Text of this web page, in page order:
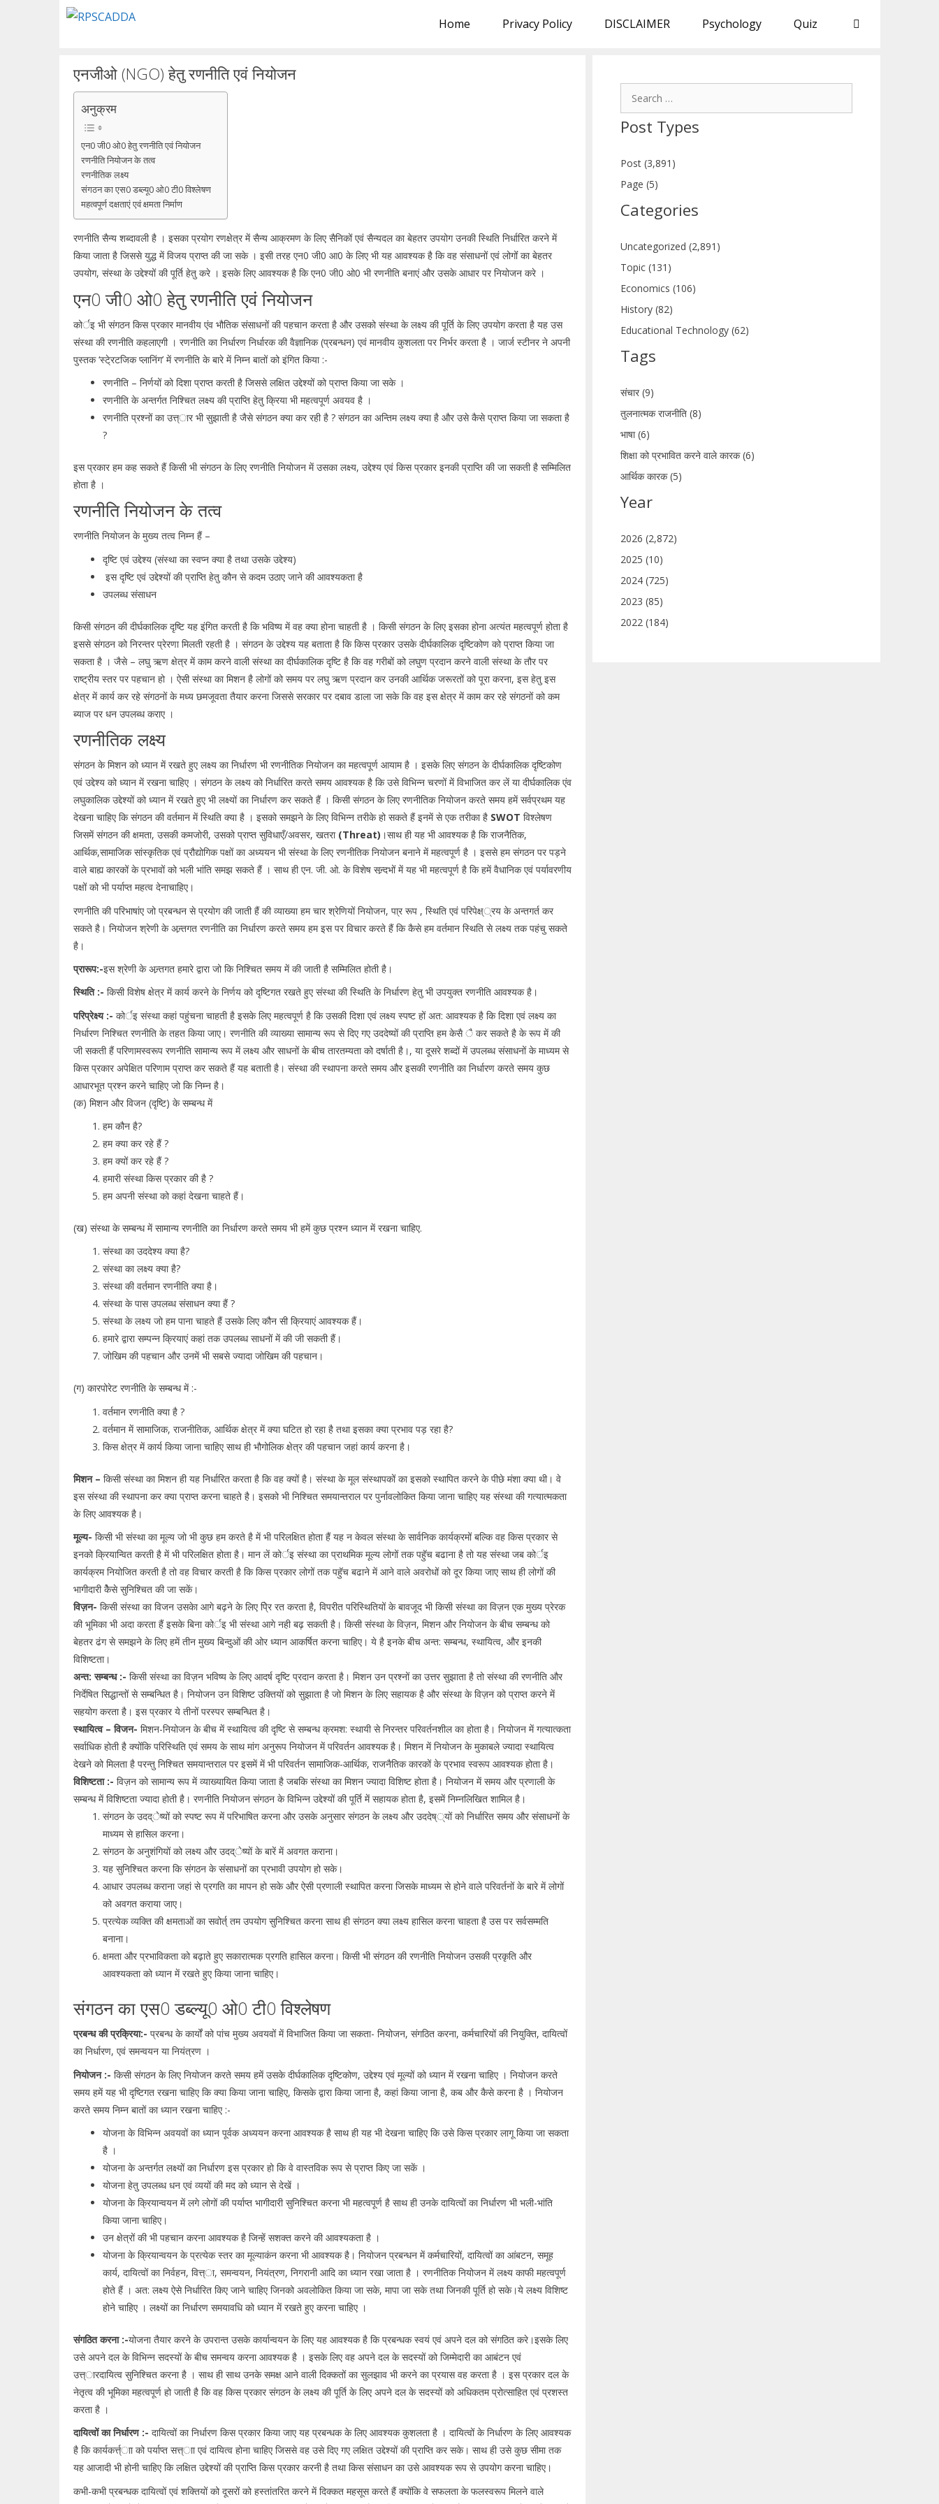
Home Privacy Policy DISCLAIMER Psychology Quiz
एनजीओ (NGO) हेतु रणनीति एवं नियोजन
अनुक्रम
एन0 जी0 ओ0 हेतु रणनीति एवं नियोजन
रणनीति नियोजन के तत्व
रणनीतिक लक्ष्य
संगठन का एस0 डब्ल्यू0 ओ0 टी0 विश्लेषण
महत्वपूर्ण दक्षताएं एवं क्षमता निर्माण
रणनीति सैन्य शब्दावली है । इसका प्रयोग रणक्षेत्र में सैन्य आक्रमण के लिए सैनिकों एवं सैन्यदल का बेहतर उपयोग उनकी स्थिति निर्धारित करने में
किया जाता है जिससे युद्ध में विजय प्राप्त की जा सके । इसी तरह एन0 जी0 आ0 के लिए भी यह आवश्यक है कि वह संसाधनों एवं लोगोंं का बेहतर
उपयोग, संस्था के उद्देश्यों की पूर्ति हेतु करे । इसके लिए आवश्यक है कि एन0 जी0 ओ0 भी रणनीति बनाएं और उसके आधार पर नियोजन करे ।
एन0 जी0 ओ0 हेतु रणनीति एवं नियोजन
कोर्इ भी संगठन किस प्रकार मानवीय एंव भौतिक संसाधनों की पहचान करता है और उसको संस्था के लक्ष्य की पूर्ति के लिए उपयोग करता है यह उस
संस्था की रणनीति कहलाएगी । रणनीति का निर्धारण निर्धारक की वैज्ञानिक (प्रबन्धन) एवं मानवीय कुशलता पर निर्भर करता है । जार्ज स्टीनर ने अपनी
पुस्तक ‘स्टे्रटजिक प्लानिंग’ में रणनीति के बारे में निम्न बातों को इंगित किया :-
रणनीति – निर्णयों को दिशा प्राप्त करती है जिससे लक्षित उद्देश्यों को प्राप्त किया जा सके ।
रणनीति के अन्तर्गत निश्चित लक्ष्य की प्राप्ति हेतु क्रिया भी महत्वपूर्ण अवयव है ।
रणनीति प्रश्नों का उत्त्ार भी सुझाती है जैसे संगठन क्या कर रही है ? संगठन का अन्तिम लक्ष्य क्या है और उसे कैसे प्राप्त किया जा सकता है
?
इस प्रकार हम कह सकते हैं किसी भी संगठन के लिए रणनीति नियोजन में उसका लक्ष्य, उद्देश्य एवं किस प्रकार इनकी प्राप्ति की जा सकती है सम्मिलित
होता है ।
रणनीति नियोजन के तत्व
रणनीति नियोजन के मुख्य तत्व निम्न हैं –
दृष्टि एवं उद्देश्य (संस्था का स्वप्न क्या है तथा उसके उद्देश्य)
इस दृष्टि एवं उद्देश्यों की प्राप्ति हेतु कौन से कदम उठाए जाने की आवश्यकता है
उपलब्ध संसाधन
किसी संगठन की दीर्घकालिक दृष्टि यह इंगित करती है कि भविष्य में वह क्या होना चाहती है । किसी संगठन के लिए इसका होना अत्यंत महत्वपूर्ण होता है
इससे संगठन को निरन्तर प्रेरणा मिलती रहती है । संगठन के उद्देश्य यह बताता है कि किस प्रकार उसके दीर्घकालिक दृष्टिकोण को प्राप्त किया जा
सकता है । जैसे – लघु ऋण क्षेत्र में काम करने वाली संस्था का दीर्घकालिक दृष्टि है कि वह गरीबों को लघुण प्रदान करने वाली संस्था के तौर पर
राष्ट्रीय स्तर पर पहचान हो । ऐसी संस्था का मिशन है लोगों को समय पर लघु ऋण प्रदान कर उनकी आर्थिक जरूरतों को पूरा करना, इस हेतु इस
क्षेत्र में कार्य कर रहे संगठनों के मध्य छमजूवता तैयार करना जिससे सरकार पर दबाव डाला जा सके कि वह इस क्षेत्र में काम कर रहे संगठनों को कम
ब्याज पर धन उपलब्ध कराए ।
रणनीतिक लक्ष्य
संगठन के मिशन को ध्यान में रखते हुए लक्ष्य का निर्धारण भी रणनीतिक नियोजन का महत्वपूर्ण आयाम है । इसके लिए संगठन के दीर्घकालिक दृष्टिकोण
एवं उद्देश्य को ध्यान में रखना चाहिए । संगठन के लक्ष्य को निर्धारित करते समय आवश्यक है कि उसे विभिन्न चरणों में विभाजित कर लें या दीर्घकालिक एंव
लघुकालिक उद्देश्यों को ध्यान में रखते हुए भी लक्ष्यों का निर्धारण कर सकते हैं । किसी संगठन के लिए रणनीतिक नियोजन करते समय हमें सर्वप्रथम यह
देखना चाहिए कि संगठन की वर्तमान में स्थिति क्या है । इसको समझने के लिए विभिन्न तरीके हो सकते हैं इनमें से एक तरीका है SWOT विश्लेषण
जिसमें संगठन की क्षमता, उसकी कमजोरी, उसको प्राप्त सुविधाएँ/अवसर, खतरा(Threat) ।साथ ही यह भी आवश्यक है कि राजनैतिक,
आर्थिक,सामाजिक सांस्कृतिक एवं प्रौद्योगिक पक्षों का अध्ययन भी संस्था के लिए रणनीतिक नियोजन बनाने में महत्वपूर्ण है । इससे हम संगठन पर पड़ने
वाले बाह्य कारकों के प्रभावों को भली भांति समझ सकते हैं । साथ ही एन. जी. ओ. के विशेष सन्र्दभों में यह भी महत्वपूर्ण है कि हमें वैधानिक एवं पर्यावरणीय
पक्षों को भी पर्याप्त महत्व देनाचाहिए।
रणनीति की परिभाषांए जो प्रबन्धन से प्रयोग की जाती हैं की व्याख्या हम चार श्रेणियों नियोजन, पा्र रूप , स्थिति एवं परिपेक्ष््रय के अन्तगर्त कर
सकते है। नियोजन श्रेणी के अन्र्तगत रणनीति का निर्धारण करते समय हम इस पर विचार करते हैं कि कैसे हम वर्तमान स्थिति से लक्ष्य तक पहंचु सकते
है।
प्रारूप:-इस श्रेणी के अन्र्तगत हमारे द्वारा जो कि निश्चित समय में की जाती है सम्मिलित होती है।
स्थिति :- किसी विशेष क्षेत्र में कार्य करने के निर्णय को दृष्टिगत रखते हुए संस्था की स्थिति के निर्धारण हेतु भी उपयुक्त रणनीति आवश्यक है।
परिप्रेक्ष्य :- कोर्इ संस्था कहां पहुंचना चाहती है इसके लिए महत्वपूर्ण है कि उसकी दिशा एवं लक्ष्य स्पष्ट हों अत: आवश्यक है कि दिशा एवं लक्ष्य का
निर्धारण निश्चित रणनीति के तहत किया जाए। रणनीति की व्याख्या सामान्य रूप से दिए गए उददेष्यों की प्राप्ति हम केसै ै कर सकते है के रूप में की
जी सकती हैं परिणामस्वरूप रणनीति सामान्य रूप में लक्ष्य और साधनों के बीच तारतम्यता को दर्षाती है।, या दूसरे शब्दों में उपलब्ध संसाधनों के माध्यम से
किस प्रकार अपेक्षित परिणाम प्राप्त कर सकते हैं यह बताती है। संस्था की स्थापना करते समय और इसकी रणनीति का निर्धारण करते समय कुछ
आधारभूत प्रश्न करने चाहिए जो कि निम्न है।
(क) मिशन और विजन (दृष्टि) के सम्बन्ध में
हम कौन है?
हम क्या कर रहे हैं ?
हम क्यों कर रहे हैं ?
हमारी संस्था किस प्रकार की है ?
हम अपनी संस्था को कहां देखना चाहते हैं।
(ख) संस्था के सम्बन्ध में सामान्य रणनीति का निर्धारण करते समय भी हमें कुछ प्रश्न ध्यान में रखना चाहिए.
संस्था का उददेश्य क्या है?
संस्था का लक्ष्य क्या है?
संस्था की वर्तमान रणनीति क्या है।
संस्था के पास उपलब्ध संसाधन क्या हैं ?
संस्था के लक्ष्य जो हम पाना चाहते हैं उसके लिए कौन सी क्रियाएं आवश्यक हैं।
हमारे द्वारा सम्पन्न क्रियाएं कहां तक उपलब्ध साधनों में की जी सकती हैं।
जोखिम की पहचान और उनमें भी सबसे ज्यादा जोखिम की पहचान।
(ग) कारपोरेट रणनीति के सम्बन्ध में :-
वर्तमान रणनीति क्या है ?
वर्तमान में सामाजिक, राजनीतिक, आर्थिक क्षेत्र में क्या घटित हो रहा है तथा इसका क्या प्रभाव पड़ रहा है?
किस क्षेत्र में कार्य किया जाना चाहिए साथ ही भौगोलिक क्षेत्र की पहचान जहां कार्य करना है।
मिशन – किसी संस्था का मिशन ही यह निर्धारित करता है कि वह क्यों है। संस्था के मूल संस्थापकों का इसको स्थापित करने के पीछे मंशा क्या थी। वे
इस संस्था की स्थापना कर क्या प्राप्त करना चाहते है। इसको भी निश्चित समयान्तराल पर पुर्नावलोकित किया जाना चाहिए यह संस्था की गत्यात्मकता
के लिए आवश्यक है।
मूल्य- किसी भी संस्था का मूल्य जो भी कुछ हम करते है में भी परिलक्षित होता हैं यह न केवल संस्था के सार्वनिक कार्यक्रमों बल्कि वह किस प्रकार से
इनको क्रियान्वित करती है में भी परिलक्षित होता है। मान लें कोर्इ संस्था का प्राथमिक मूल्य लोगों तक पहुॅच बढाना है तो यह संस्था जब कोर्इ
कार्यक्रम नियोजित करती है तो वह विचार करती है कि किस प्रकार लोगों तक पहुॅच बढाने में आने वाले अवरोधों को दूर किया जाए साथ ही लोगों की
भागीदारी केैसे सुनिश्चित की जा सकें।
विज़न- किसी संस्था का विजन उसकेा आगे बढ़ने के लिए पे्िर रत करता है, विपरीत परिस्थितियों के बावजूद भी किसी संस्था का विज़न एक मुख्य प्रेरक
की भूमिका भी अदा करता हैं इसके बिना कोर्इ भी संस्था आगे नही बढ़ सकती है। किसी संस्था के विज़न, मिशन और नियोजन के बीच सम्बन्ध को
बेहतर ढंग से समझने के लिए हमें तीन मुख्य बिन्दुओं की ओर ध्यान आकर्षित करना चाहिए। ये है इनके बीच अन्त: सम्बन्ध, स्थायित्व, और इनकी
विशिष्टता।
अन्त: सम्बन्ध :- किसी संस्था का विज़न भविष्य के लिए आदर्ष दृष्टि प्रदान करता है। मिशन उन प्रश्नों का उत्तर सुझाता है तो संस्था की रणनीति और
निर्देषित सिद्धान्तों से सम्बन्धित है। नियोजन उन विशिष्ट उक्तियों को सुझाता है जो मिशन के लिए सहायक है और संस्था के विज़न को प्राप्त करने में
सहयोग करता है। इस प्रकार ये तीनों परस्पर सम्बन्धित है।
स्थायित्व – विजन- मिशन-नियोजन के बीच में स्थायित्व की दृष्टि से सम्बन्ध क्रमश: स्थायी से निरन्तर परिवर्तनशील का होता है। नियोजन में गत्यात्कता
सर्वाधिक होती है क्योंकि परिस्थिति एवं समय के साथ मांग अनुरूप नियोजन में परिवर्तन आवश्यक है। मिशन में नियोजन के मुकाबले ज्यादा स्थायित्व
देखने को मिलता है परन्तु निश्चित समयान्तराल पर इसमें में भी परिवर्तन सामाजिक-आर्थिक, राजनैतिक कारकों के प्रभाव स्वरूप आवश्यक होता है।
विशिष्टता :- विज़न को सामान्य रूप में व्याख्यायित किया जाता है जबकि संस्था का मिशन ज्यादा विशिष्ट होता है। नियोजन में समय और प्रणाली के
सम्बन्ध में विशिष्टता ज्यादा होती है। रणनीति नियोजन संगठन के विभिन्न उद्देश्यों की पूर्ति में सहायक होता है, इसमें निम्नलिखित शामिल है।
संगठन के उदद्ेष्यों को स्पष्ट रूप में परिभाषित करना और उसके अनुसार संगठन के लक्ष्य और उददेष््यों को निर्धारित समय और संसाधनों के
माध्यम से हासिल करना।
संगठन के अनुशंगियों को लक्ष्य और उदद्ेष्यों के बारें में अवगत कराना।
यह सुनिश्चित करना कि संगठन के संसाधनों का प्रभावी उपयोग हो सके।
आधार उपलब्ध कराना जहां से प्रगति का मापन हो सके और ऐसी प्रणाली स्थापित करना जिसके माध्यम से होने वाले परिवर्तनों के बारे में लोगों
को अवगत कराया जाए।
प्रत्येक व्यक्ति की क्षमताओं का सवोर्त् तम उपयोग सुनिश्चित करना साथ ही संगठन क्या लक्ष्य हासिल करना चाहता है उस पर सर्वसम्मति
बनाना।
क्षमता और प्रभाविकता को बढ़ाते हुए सकारात्मक प्रगति हासिल करना। किसी भी संगठन की रणनीति नियोजन उसकी प्रकृति और
आवश्यकता को ध्यान में रखते हुए किया जाना चाहिए।
संगठन का एस0 डब्ल्यू0 ओ0 टी0 विश्लेषण
प्रबन्ध की प्रक्रिया:- प्रबन्ध के कार्यों को पांच मुख्य अवयवों में विभाजित किया जा सकता- नियोजन, संगठित करना, कर्मचारियों की नियुक्ति, दायित्वों
का निर्धारण, एवं समन्वयन या नियंत्रण ।
नियोजन :- किसी संगठन के लिए नियोजन करते समय हमें उसके दीर्घकालिक दृष्टिकोण, उद्देश्य एवं मूल्यों को ध्यान में रखना चाहिए । नियोजन करते
समय हमें यह भी दृष्टिगत रखना चाहिए कि क्या किया जाना चाहिए, किसके द्वारा किया जाना है, कहां किया जाना है, कब और कैसे करना है । नियोजन
करते समय निम्न बातों का ध्यान रखना चाहिए :-
योजना के विभिन्न अवयवों का ध्यान पूर्वक अध्ययन करना आवश्यक है साथ ही यह भी देखना चाहिए कि उसे किस प्रकार लागू किया जा सकता
है ।
योजना के अन्तर्गत लक्ष्यों का निर्धारण इस प्रकार हो कि वे वास्तविक रूप से प्राप्त किए जा सकें ।
योजना हेतु उपलब्ध धन एवं व्ययों की मद को ध्यान से देखें ।
योजना के क्रियान्वयन में लगे लोगों की पर्याप्त भागीदारी सुनिश्चित करना भी महत्वपूर्ण है साथ ही उनके दायित्वों का निर्धारण भी भली-भांति
किया जाना चाहिए।
उन क्षेत्रों की भी पहचान करना आवश्यक है जिन्हें सशक्त करने की आवश्यकता है ।
योजना के क्रियान्वयन के प्रत्येक स्तर का मूल्याकंन करना भी आवश्यक है। नियोजन प्रबन्धन में कर्मचारियों, दायित्वों का आंबटन, समूह
कार्य, दायित्वों का निर्वहन, वित्त्ा, समन्वयन, नियंत्रण, निगरानी आदि का ध्यान रखा जाता है । रणनीतिक नियोजन में लक्ष्य काफी महत्वपूर्ण
होते हैं । अत: लक्ष्य ऐसे निर्धारित किए जाने चाहिए जिनको अवलोकित किया जा सके, मापा जा सके तथा जिनकी पूर्ति हो सके।ये लक्ष्य विशिष्ट
होने चाहिए । लक्ष्यों का निर्धारण समयावधि को ध्यान में रखते हुए करना चाहिए ।
संगठित करना :-योजना तैयार करने के उपरान्त उसके कार्यान्वयन के लिए यह आवश्यक है कि प्रबन्धक स्वयं एवं अपने दल को संगठित करे।इसके लिए
उसे अपने दल के विभिन्न सदस्यों के बीच समन्वय करना आवश्यक है । इसके लिए वह अपने दल के सदस्यों को जिम्मेदारी का आबंटन एवं
उत्त्ारदायित्व सुनिश्चित करना है । साथ ही साथ उनके समक्ष आने वाली दिक्कतों का सुलझाव भी करने का प्रयास वह करता है । इस प्रकार दल के
नेतृत्व की भूमिका महत्वपूर्ण हो जाती है कि वह किस प्रकार संगठन के लक्ष्य की पूर्ति के लिए अपने दल के सदस्यों को अधिकतम प्रोत्साहित एवं प्रशस्त
करता है ।
दायित्वों का निर्धारण :- दायित्वों का निर्धारण किस प्रकार किया जाए यह प्रबन्धक के लिए आवश्यक कुशलता है । दायित्वों के निर्धारण के लिए आवश्यक
है कि कार्यकर्त्त्ाा को पर्याप्त सत्त्ाा एवं दायित्व होना चाहिए जिससे वह उसे दिए गए लक्षित उद्देश्यों की प्राप्ति कर सके। साथ ही उसे कुछ सीमा तक
यह आजादी भी होनी चाहिए कि लक्षित उद्देश्यों की प्राप्ति किस प्रकार करनी है तथा किस संसाधन का उसे आवश्यक रूप से उपयोग करना चाहिए।
कभी-कभी प्रबन्धक दायित्वों एवं शक्तियों को दूसरों को हस्तांतरित करने में दिक्कत महसूस करते हैं क्योंकि वे सफलता के फलस्वरूप मिलने वाले
Post Types
Post (3,891)
Page (5)
Categories
Uncategorized (2,891)
Topic (131)
Economics (106)
History (82)
Educational Technology (62)
Tags
संचार (9)
तुलनात्मक राजनीति (8)
भाषा (6)
शिक्षा को प्रभावित करने वाले कारक (6)
आर्थिक कारक (5)
Year
2026 (2,872)
2025 (10)
2024 (725)
2023 (85)
2022 (184)